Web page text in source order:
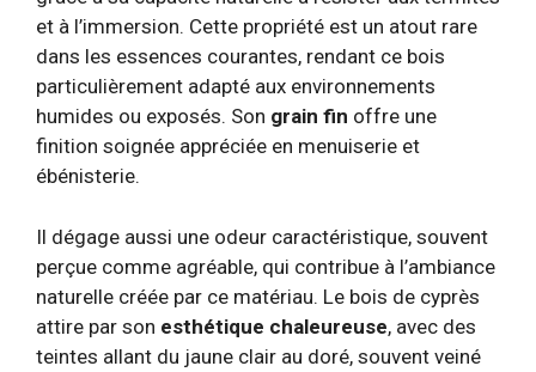
et à l’immersion. Cette propriété est un atout rare
dans les essences courantes, rendant ce bois
particulièrement adapté aux environnements
humides ou exposés. Son grain fin offre une
finition soignée appréciée en menuiserie et
ébénisterie.
Il dégage aussi une odeur caractéristique, souvent
perçue comme agréable, qui contribue à l’ambiance
naturelle créée par ce matériau. Le bois de cyprès
attire par son esthétique chaleureuse, avec des
teintes allant du jaune clair au doré, souvent veiné